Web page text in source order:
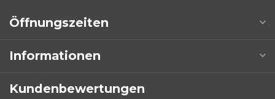
Öffnungszeiten
Informationen
Kundenbewertungen